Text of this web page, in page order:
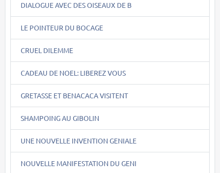
DIALOGUE AVEC DES OISEAUX DE B
LE POINTEUR DU BOCAGE
CRUEL DILEMME
CADEAU DE NOEL: LIBEREZ VOUS
GRETASSE ET BENACACA VISITENT
SHAMPOING AU GIBOLIN
UNE NOUVELLE INVENTION GENIALE
NOUVELLE MANIFESTATION DU GENI